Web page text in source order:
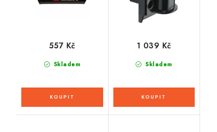
Skladem
557 Kč
Skladem
1 039 Kč